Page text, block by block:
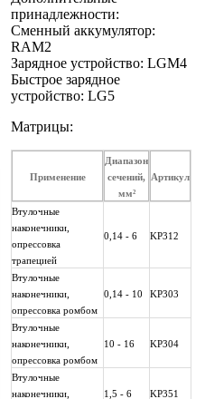
принадлежности:
Сменный аккумулятор:
RAM2
Зарядное устройство: LGM4
Быстрое зарядное
устройство: LG5
Матрицы:
Применение
Диапазон
сечений,
мм²
Артикул
Втулочные
наконечники,
опрессовка
трапецией
0,14 - 6 KP312
Втулочные
наконечники,
опрессовка ромбом
0,14 - 10 KP303
Втулочные
наконечники,
опрессовка ромбом
10 - 16 KP304
Втулочные
наконечники,
1,5 - 6 KP351